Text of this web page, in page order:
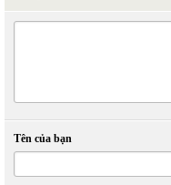
Tên của bạn